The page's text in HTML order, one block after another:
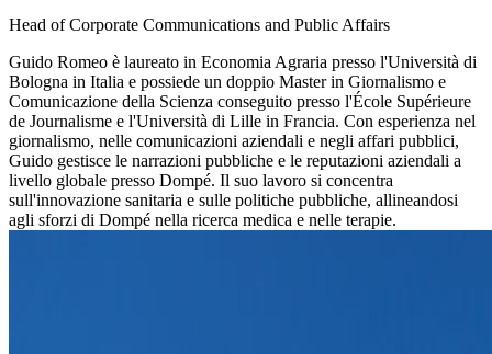
Head of Corporate Communications and Public Affairs
Guido Romeo è laureato in Economia Agraria presso l'Università di
Bologna in Italia e possiede un doppio Master in Giornalismo e
Comunicazione della Scienza conseguito presso l'École Supérieure
de Journalisme e l'Università di Lille in Francia. Con esperienza nel
giornalismo, nelle comunicazioni aziendali e negli affari pubblici,
Guido gestisce le narrazioni pubbliche e le reputazioni aziendali a
livello globale presso Dompé. Il suo lavoro si concentra
sull'innovazione sanitaria e sulle politiche pubbliche, allineandosi
agli sforzi di Dompé nella ricerca medica e nelle terapie.